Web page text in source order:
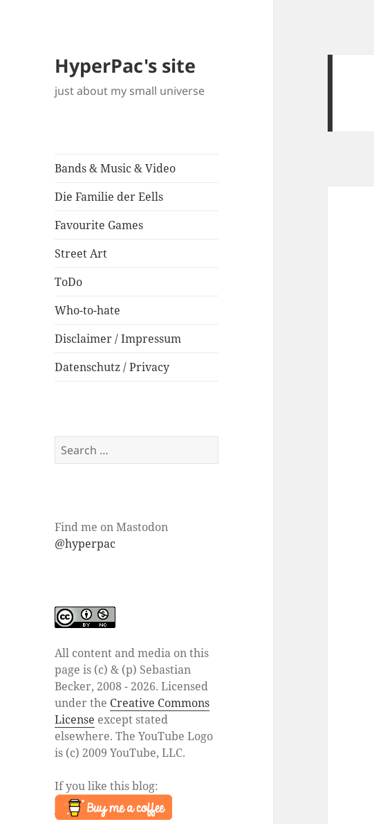
HyperPac's site
just about my small universe
Bands & Music & Video
Die Familie der Eells
Favourite Games
Street Art
ToDo
Who-to-hate
Disclaimer / Impressum
Datenschutz / Privacy
Search
for:
Find me on Mastodon
@hyperpac
All content and media on this
page is (c) & (p) Sebastian
Becker, 2008 - 2026. Licensed
under the Creative Commons
License except stated
elsewhere. The YouTube Logo
is (c) 2009 YouTube, LLC.
If you like this blog: